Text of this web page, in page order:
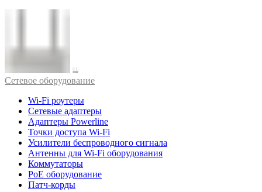
Cетевое оборудование
Wi-Fi роутеры
Сетевые адаптеры
Адаптеры Powerline
Точки доступа Wi-Fi
Усилители беспроводного сигнала
Антенны для Wi-Fi оборудования
Коммутаторы
PoE оборудование
Патч-корды